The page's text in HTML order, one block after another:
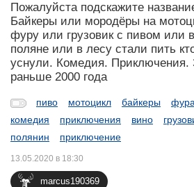
Пожалуйста подскажите
Байкеры или мородёры на
фуру или грузовик с пивом или
поляне или в лесу стали пить
уснули. Комедия. Приключения.
раньше 2000 года
пиво мотоцикл байкеры
комедия
приключения вино
полянин
приключение
marcus190369
13.05.2020 в 18:30